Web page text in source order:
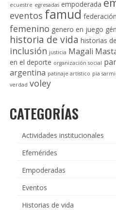
ecuestre egresadas empoderada
eventos famud federación
femenino genero en juego
historia de vida historias
inclusión justicia Magali
en el deporte organización social
argentina patinaje artístico pia
verdad voley
CATEGORÍAS
Actividades institucionales
Efemérides
Empoderadas
Eventos
Historias de vida